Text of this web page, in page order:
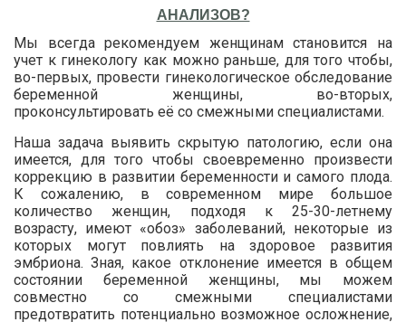
АНАЛИЗОВ?
Мы всегда рекомендуем женщинам становится на
учет к гинекологу как можно раньше, для того чтобы,
во-первых, провести гинекологическое обследование
беременной женщины, во-вторых,
проконсультировать её со смежными специалистами.
Наша задача выявить скрытую патологию, если она
имеется, для того чтобы своевременно произвести
коррекцию в развитии беременности и самого плода.
К сожалению, в современном мире большое
количество женщин, подходя к 25-30-летнему
возрасту, имеют «обоз» заболеваний, некоторые из
которых могут повлиять на здоровое развития
эмбриона. Зная, какое отклонение имеется в общем
состоянии беременной женщины, мы можем
совместно со смежными специалистами
предотвратить потенциально возможное осложнение,